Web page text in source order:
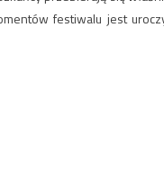
festiwalu jest